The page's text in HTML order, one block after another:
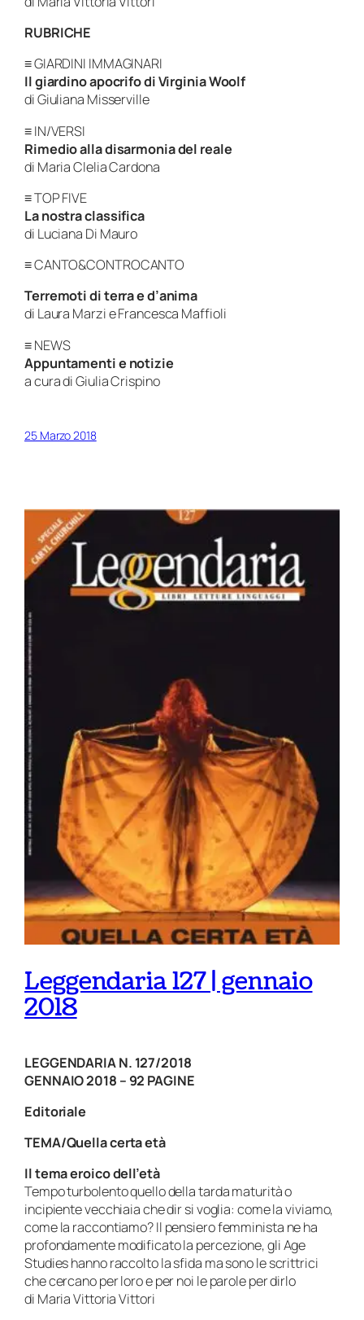
RUBRICHE
≡ GIARDINI IMMAGINARI
Il giardino apocrifo di Virginia Woolf
di Giuliana Misserville
≡ IN/VERSI
Rimedio alla disarmonia del reale
di Maria Clelia Cardona
≡ TOP FIVE
La nostra classifica
di Luciana Di Mauro
≡ CANTO&CONTROCANTO
Terremoti di terra e d’anima
di Laura Marzi e Francesca Maffioli
≡ NEWS
Appuntamenti e notizie
a cura di Giulia Crispino
25 Marzo 2018
Leggendaria 127 | gennaio
2018
LEGGENDARIA N. 127/2018
GENNAIO 2018 – 92 PAGINE
Editoriale
TEMA/Quella certa età
Il tema eroico dell’età
Tempo turbolento quello della tarda maturità o
incipiente vecchiaia che dir si voglia: come la viviamo,
come la raccontiamo? Il pensiero femminista ne ha
profondamente modificato la percezione, gli Age
Studies hanno raccolto la sfida ma sono le scrittrici
che cercano per loro e per noi le parole per dirlo
di Maria Vittoria Vittori